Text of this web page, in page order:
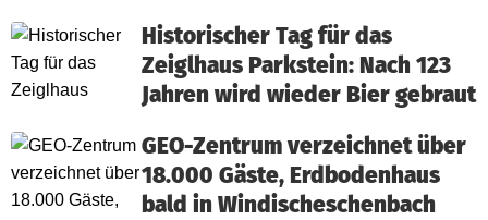
Historischer Tag für das
Zeiglhaus Parkstein: Nach 123
Jahren wird wieder Bier gebraut
GEO-Zentrum verzeichnet über
18.000 Gäste, Erdbodenhaus
bald in Windischeschenbach